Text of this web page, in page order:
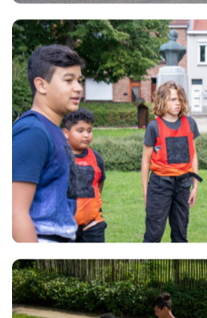
Views